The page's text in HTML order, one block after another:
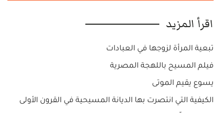
اقرأ المزيد
تبعية المرأة لزوجها في العبادات
فيلم المسيح باللهجة المصرية
يسوع يقيم الموتى
الكيفية التي انتصرت بها الديانة المسيحية في القرون الأولى